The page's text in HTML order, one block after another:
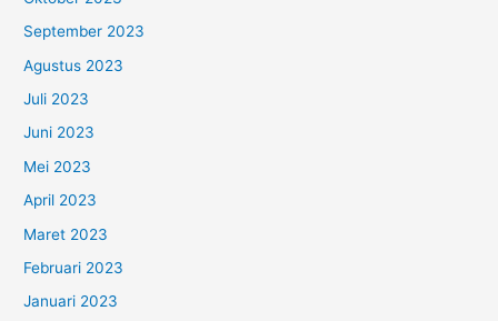
September 2023
Agustus 2023
Juli 2023
Juni 2023
Mei 2023
April 2023
Maret 2023
Februari 2023
Januari 2023